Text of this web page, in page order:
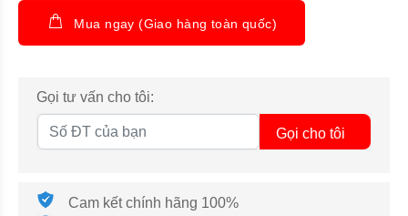
Mua ngay (Giao hàng toàn quốc)
Gọi tư vấn cho tôi:
Gọi cho tôi
Cam kết chính hãng 100%